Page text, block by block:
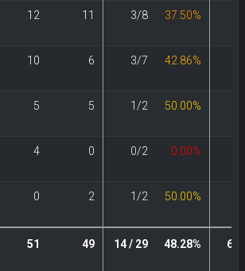
12 11 3/8 37.50%
10 6 3/7 42.86%
5 5 1/2 50.00%
4 0 0/2 0.00%
0 2 1/2 50.00%
51 49 14 / 29 48.28% 6 /